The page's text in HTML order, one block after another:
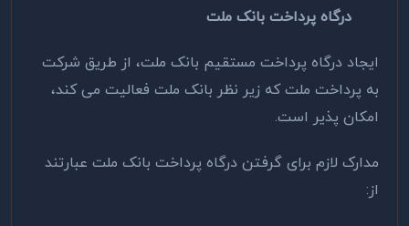
درگاه پرداخت بانک ملت
ایجاد درگاه پرداخت مستقیم بانک ملت، از طریق شرکت
به پرداخت ملت که زیر نظر بانک ملت فعالیت می کند،
امکان پذیر است.
مدارک لازم برای گرفتن درگاه پرداخت بانک ملت عبارتند
از: